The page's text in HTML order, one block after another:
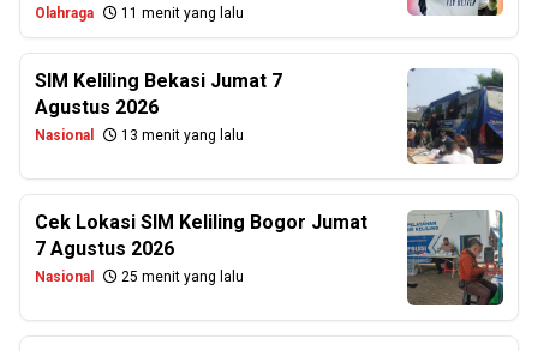
Olahraga 11 menit yang lalu
SIM Keliling Bekasi Jumat 7
Agustus 2026
Nasional 13 menit yang lalu
Cek Lokasi SIM Keliling Bogor Jumat
7 Agustus 2026
Nasional 25 menit yang lalu